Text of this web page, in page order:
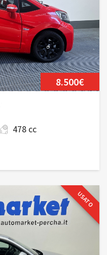
8.500€
478 cc
USATO